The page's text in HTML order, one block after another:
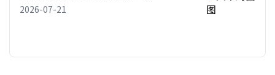
2026-07-21